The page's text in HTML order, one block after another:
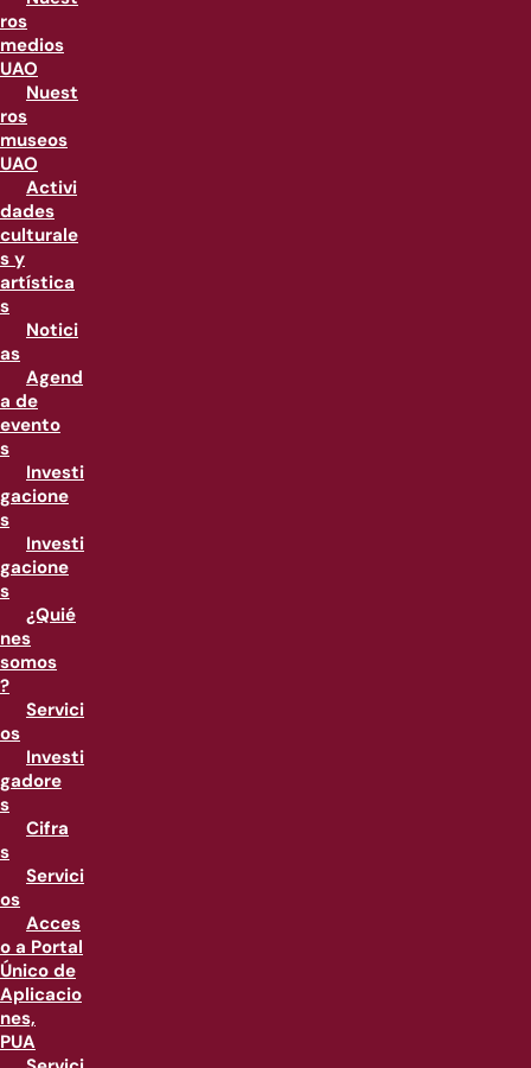
ros
medios
UAO
Nuest
ros
museos
UAO
Activi
dades
culturale
s y
artística
s
Notici
as
Agend
a de
evento
s
Investi
gacione
s
Investi
gacione
s
¿Quié
nes
somos
?
Servici
os
Investi
gadore
s
Cifra
s
Servici
os
Acces
o a Portal
Único de
Aplicacio
nes,
PUA